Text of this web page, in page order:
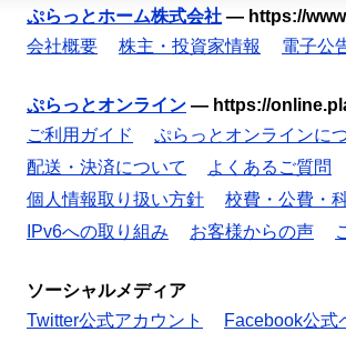
ぷらっとホーム株式会社 — https://
会社概要
株主・投資家情報 電子公
ぷらっとオンライン — https://
ご利用ガイド
ぷらっとオンラインに
配送・決済について
よくあるご質問
個人情報取り扱い方針
校費・公費・
IPv6への取り組み
お客様からの声
ソーシャルメディア
Twitter公式アカウント
Facebook公式